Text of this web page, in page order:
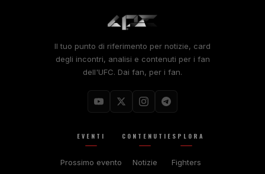
Il tuo punto di riferimento per notizie, card
degli incontri, analisi e contenuti per i fan
dell'UFC. Dai fan, per i fan.
EVENTI
Prossimo evento
CONTENUTI
Notizie
ESPLORA
Fighters